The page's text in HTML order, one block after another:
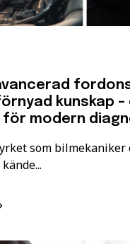
kunskap –
för modern
som bilmekaniker